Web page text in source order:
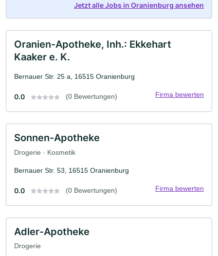
Jetzt alle Jobs in Oranienburg ansehen
Oranien-Apotheke, Inh.: Ekkehart
Kaaker e. K.
Bernauer Str. 25 a, 16515 Oranienburg
0.0 (0 Bewertungen) Firma bewerten
Sonnen-Apotheke
Drogerie · Kosmetik
Bernauer Str. 53, 16515 Oranienburg
0.0 (0 Bewertungen) Firma bewerten
Adler-Apotheke
Drogerie